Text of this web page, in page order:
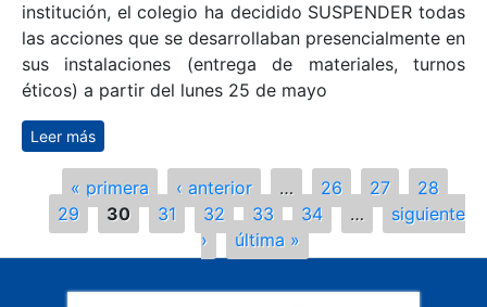
institución, el colegio ha decidido SUSPENDER todas
las acciones que se desarrollaban presencialmente en
sus instalaciones (entrega de materiales, turnos
éticos) a partir del lunes 25 de mayo
Leer más
Páginas
« primera ‹ anterior … 26 27
28
29
30 31 32 33 34 …
siguiente
›
última »